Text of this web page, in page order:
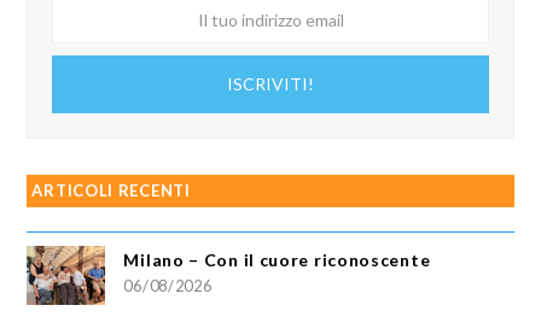
ISCRIVITI!
ARTICOLI RECENTI
Milano – Con il cuore riconoscente
06/08/2026